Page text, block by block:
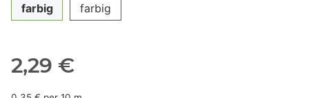
farbig
farbig
2,29 €